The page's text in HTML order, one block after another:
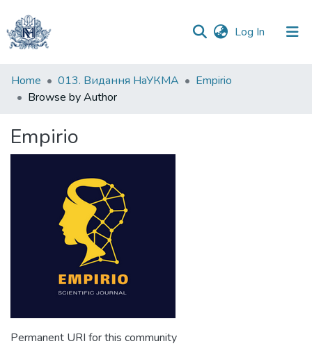
Log In (current)
Communities
&
All of DSpace
Home 013. Видання НаУКМА
Empirio
Browse by Author
Empirio
Permanent URI for this community